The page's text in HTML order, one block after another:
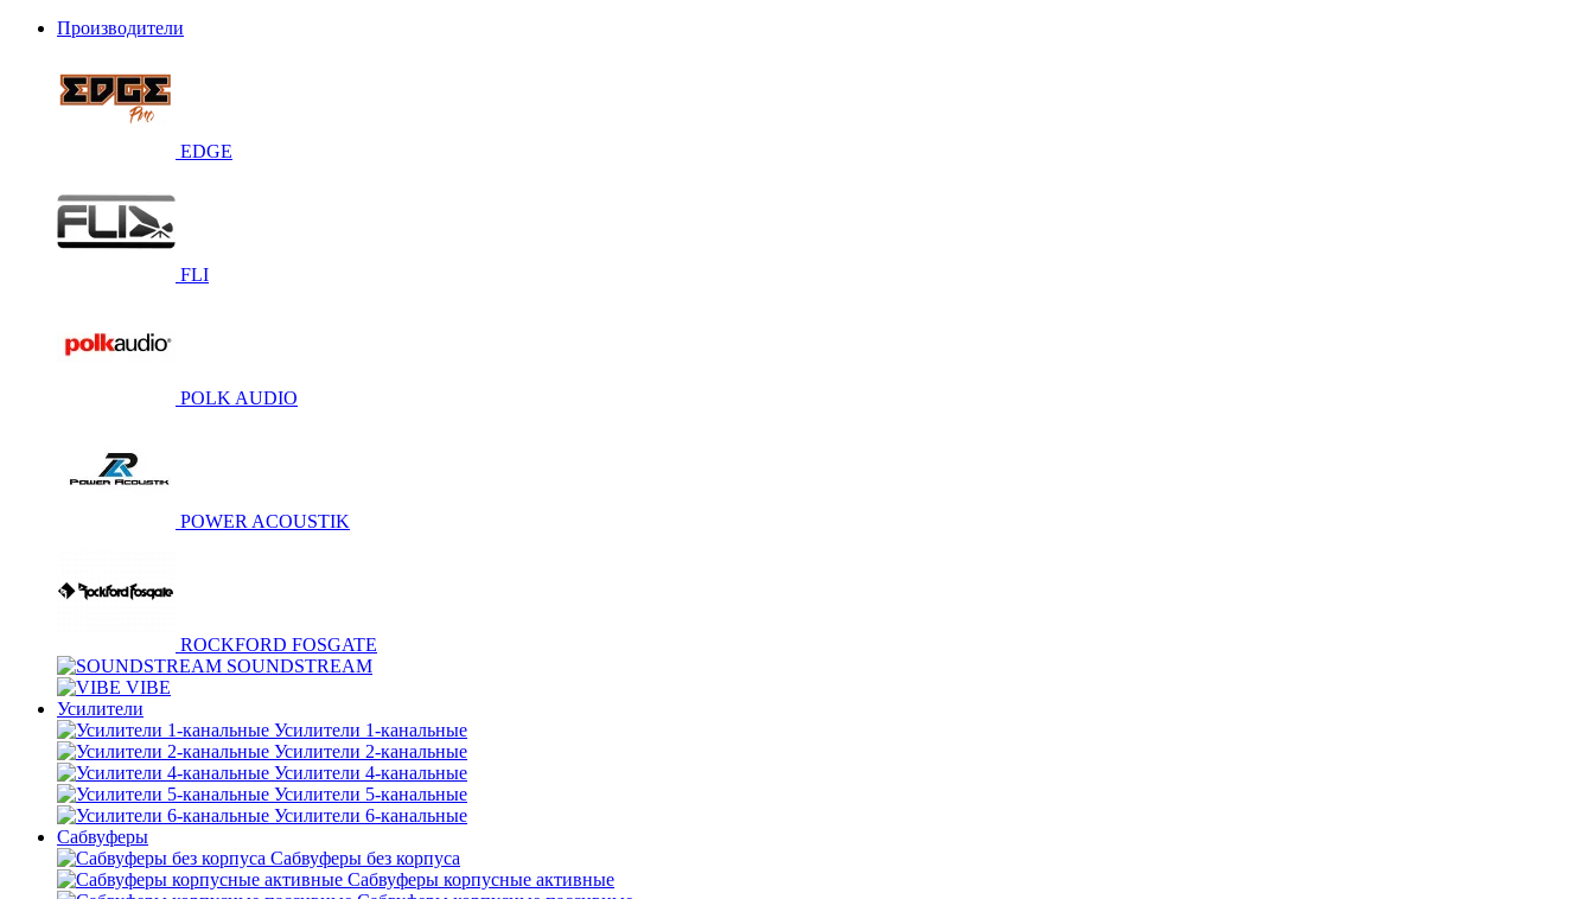
Производители
EDGE
FLI
POLK AUDIO
POWER ACOUSTIK
ROCKFORD FOSGATE
SOUNDSTREAM
VIBE
Усилители
Усилители 1-канальные
Усилители 2-канальные
Усилители 4-канальные
Усилители 5-канальные
Усилители 6-канальные
Сабвуферы
Сабвуферы без корпуса
Сабвуферы корпусные активные